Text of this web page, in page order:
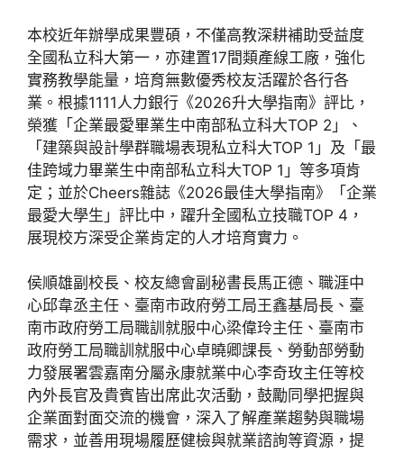
本校近年辦學成果豐碩，不僅高教深耕補助受益度
全國私立科大第一，亦建置17間類產線工廠，強化
實務教學能量，培育無數優秀校友活躍於各行各
業。根據1111人力銀行《2026升大學指南》評比，
榮獲「企業最愛畢業生中南部私立科大TOP 2」、
「建築與設計學群職場表現私立科大TOP 1」及「最
佳跨域力畢業生中南部私立科大TOP 1」等多項肯
定；並於Cheers雜誌《2026最佳大學指南》「企業
最愛大學生」評比中，躍升全國私立技職TOP 4，
展現校方深受企業肯定的人才培育實力。
侯順雄副校長、校友總會副秘書長馬正德、職涯中
心邱韋丞主任、臺南市政府勞工局王鑫基局長、臺
南市政府勞工局職訓就服中心梁偉玲主任、臺南市
政府勞工局職訓就服中心卓曉卿課長、勞動部勞動
力發展署雲嘉南分屬永康就業中心李奇玫主任等校
內外長官及貴賓皆出席此次活動，鼓勵同學把握與
企業面對面交流的機會，深入了解產業趨勢與職場
需求，並善用現場履歷健檢與就業諮詢等資源，提